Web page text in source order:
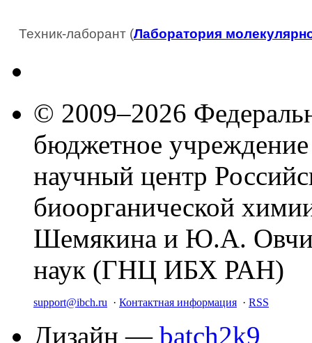
Техник-лаборант (Лаборатория
© 2009–2026
бюджетное
научный центр
биоорганической
Шемякина и Ю.А.
наук (ГНЦ ИБХ РАН)
support@ibch.ru · Контактная информация · RSS
Дизайн — batch2k9